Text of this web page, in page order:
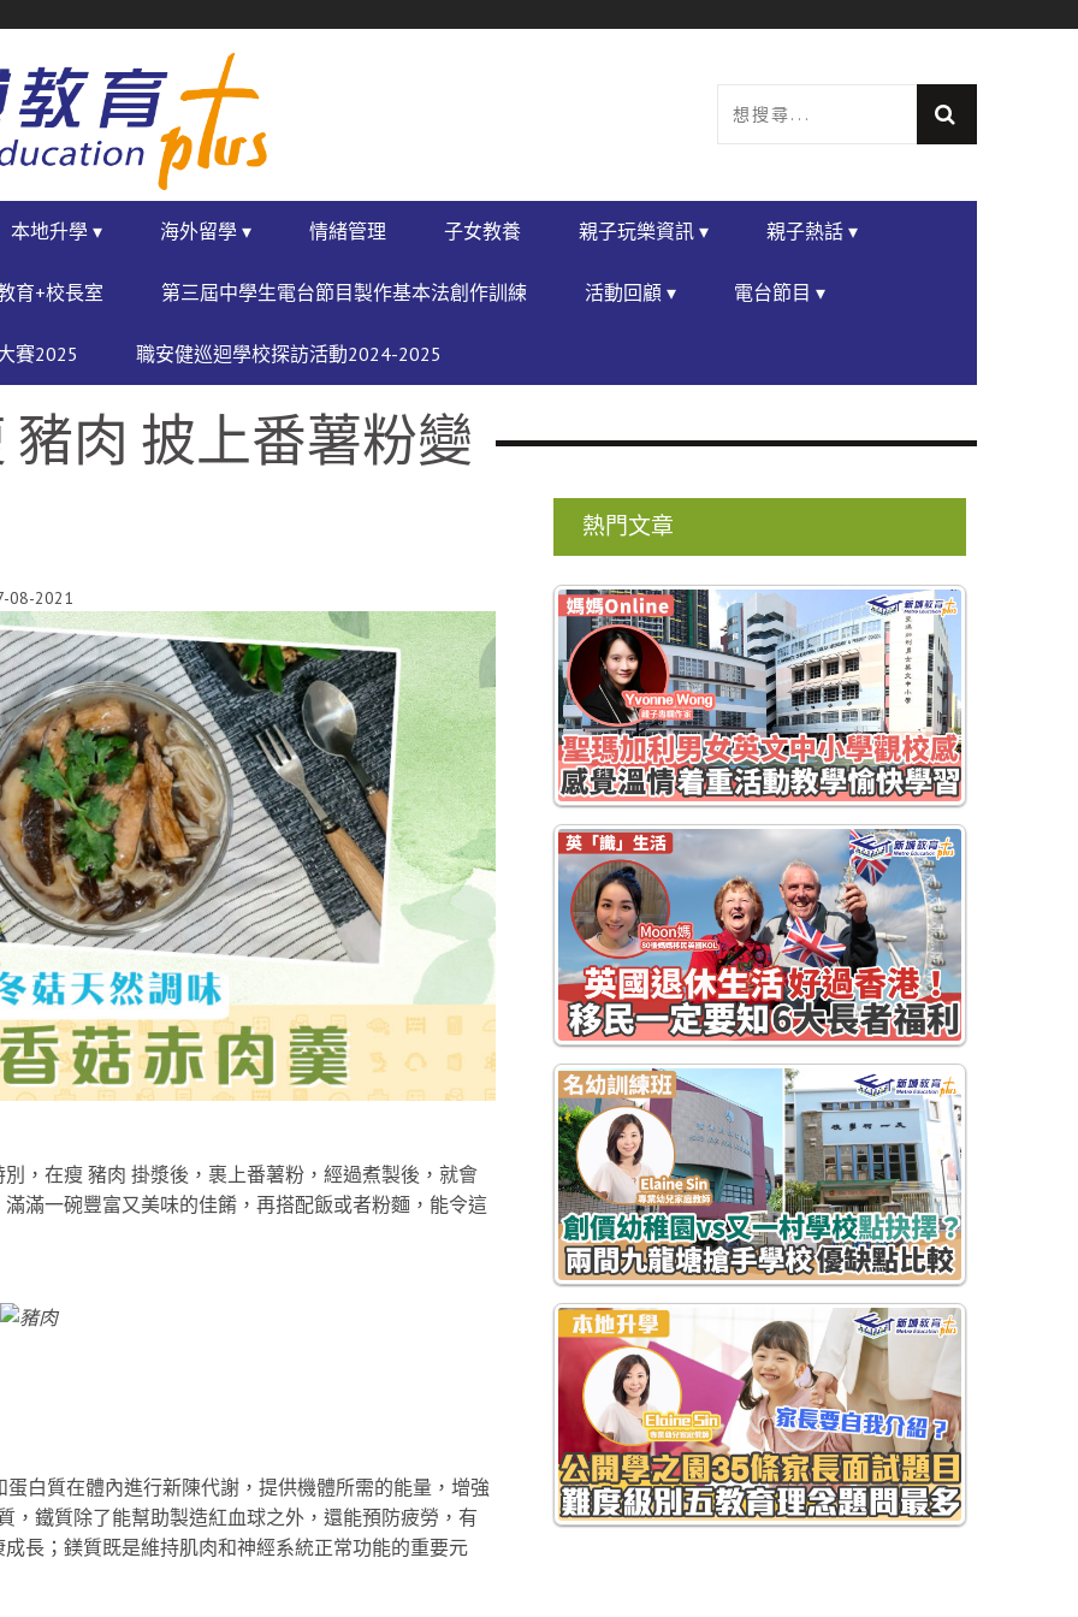
本地升學 ▾ 海外留學 ▾ 情緒管理 子女教養 親子玩樂資訊 ▾ 親子熱話 ▾
育+校長室 第三屆中學生電台節目製作基本法創作訓練 活動回顧 ▾ 電台節目 ▾
賽2025 職安健巡迴學校探訪活動2024-2025
肉 披上番薯粉變
08-2021
，在瘦 豬肉 掛漿後，裹上番薯粉，經過煮製後，就會
滿一碗豐富又美味的佳餚，再搭配飯或者粉麵，能令這
白質在體內進行新陳代謝，提供機體所需的能量，增強
，鐵質除了能幫助製造紅血球之外，還能預防疲勞，有
長；鎂質既是維持肌肉和神經系統正常功能的重要元
熱門文章